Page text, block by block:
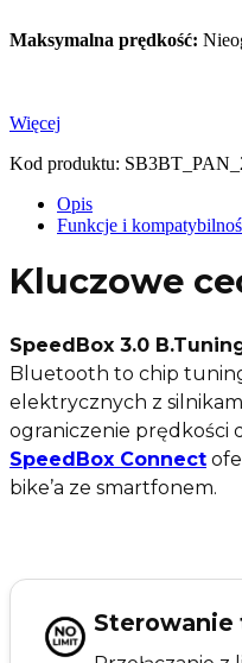
Maksymalna prędkość:
Więcej
Kod produktu:
Opis
Funkcje i
Kluczowe
SpeedBox 3.0
Bluetooth to chip
elektrycznych z
ograniczenie prędkości
SpeedBox Connect
bike’a ze smartfonem.
Sterowanie